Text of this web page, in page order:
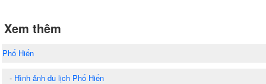
Xem thêm
Phố Hiến
- Hình ảnh du lịch Phố Hiến